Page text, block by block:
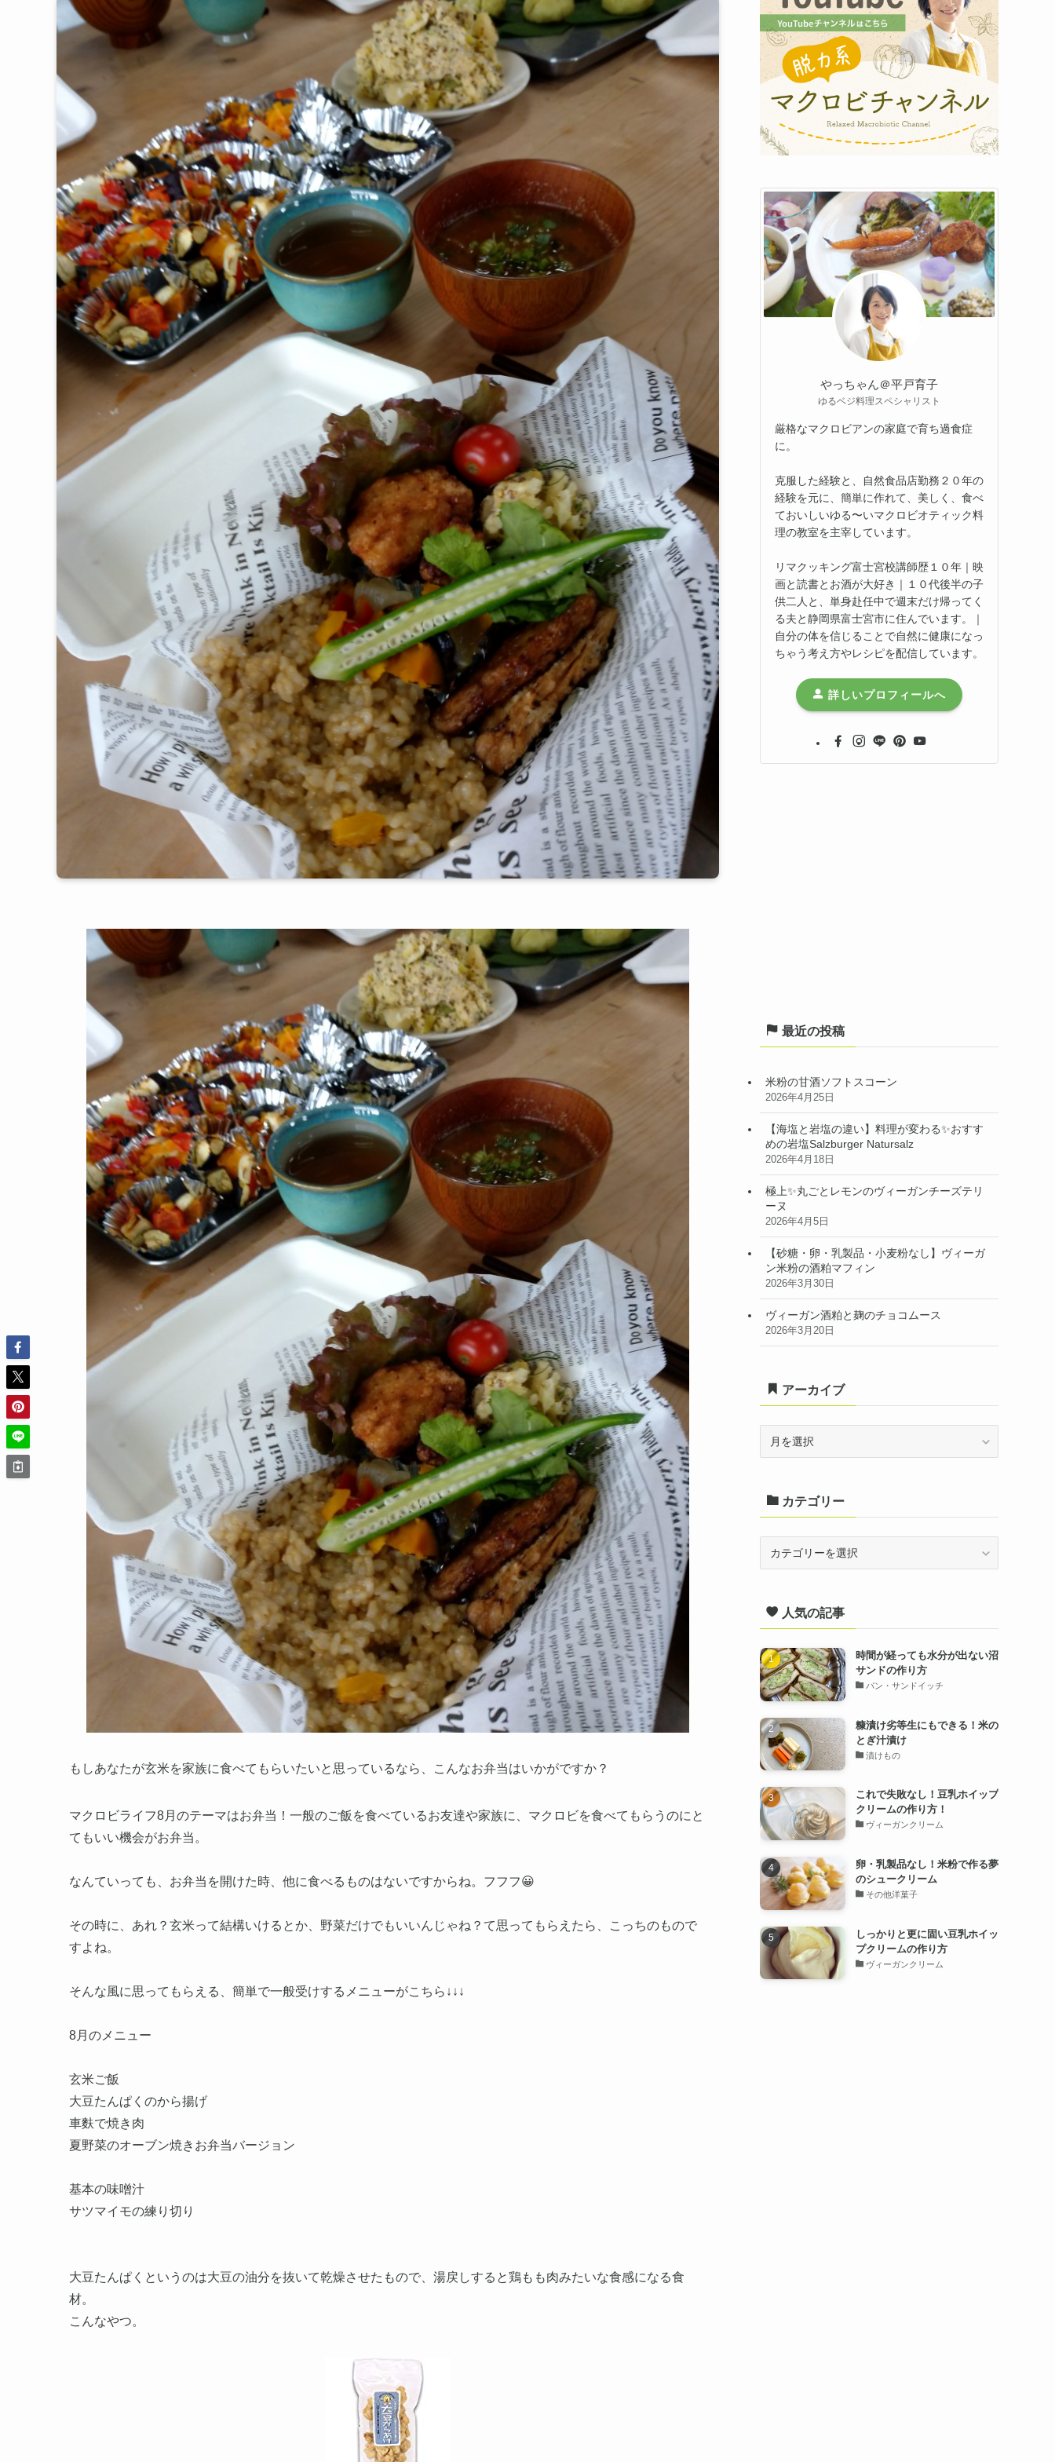
もしあなたが玄米を家族に食べてもらいたいと思っているなら、こんなお弁当はいかがですか？
マクロビライフ8月のテーマはお弁当！一般のご飯を食べているお友達や家族に、マクロビを食べてもらうのにと
てもいい機会がお弁当。
なんていっても、お弁当を開けた時、他に食べるものはないですからね。フフフ😀
その時に、あれ？玄米って結構いけるとか、野菜だけでもいいんじゃね？て思ってもらえたら、こっちのもので
すよね。
そんな風に思ってもらえる、簡単で一般受けするメニューがこちら↓↓↓
8月のメニュー
玄米ご飯
大豆たんぱくのから揚げ
車麩で焼き肉
夏野菜のオーブン焼きお弁当バージョン
基本の味噌汁
サツマイモの練り切り
大豆たんぱくというのは大豆の油分を抜いて乾燥させたもので、湯戻しすると鶏もも肉みたいな食感になる食
材。
こんなやつ。
やっちゃん＠平戸育子
ゆるベジ料理スペシャリスト
厳格なマクロビアンの家庭で育ち過食症
に。
克服した経験と、自然食品店勤務２０年の
経験を元に、簡単に作れて、美しく、食べ
ておいしいゆる〜いマクロビオティック料
理の教室を主宰しています。
リマクッキング富士宮校講師歴１０年｜映
画と読書とお酒が大好き｜１０代後半の子
供二人と、単身赴任中で週末だけ帰ってく
る夫と静岡県富士宮市に住んでいます。｜
自分の体を信じることで自然に健康になっ
ちゃう考え方やレシピを配信しています。
詳しいプロフィールへ
最近の投稿
米粉の甘酒ソフトスコーン
2026年4月25日
【海塩と岩塩の違い】料理が変わる✨おすす
めの岩塩Salzburger Natursalz
2026年4月18日
極上✨丸ごとレモンのヴィーガンチーズテリ
ーヌ
2026年4月5日
【砂糖・卵・乳製品・小麦粉なし】ヴィーガ
ン米粉の酒粕マフィン
2026年3月30日
ヴィーガン酒粕と麹のチョコムース
2026年3月20日
アーカイブ
ブ
カテゴリー
リ
ー
人気の記事
時間が経っても水分が出ない沼
サンドの作り方
パン・サンドイッチ
糠漬け劣等生にもできる！米の
とぎ汁漬け
漬けもの
これで失敗なし！豆乳ホイップ
クリームの作り方！
ヴィーガンクリーム
卵・乳製品なし！米粉で作る夢
のシュークリーム
その他洋菓子
しっかりと更に固い豆乳ホイッ
プクリームの作り方
ヴィーガンクリーム